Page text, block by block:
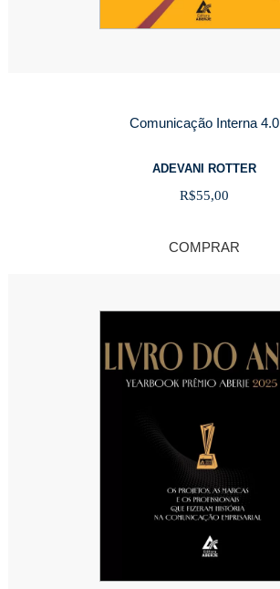
Comunicação Interna 4.0
ADEVANI ROTTER
R$55,00
COMPRAR